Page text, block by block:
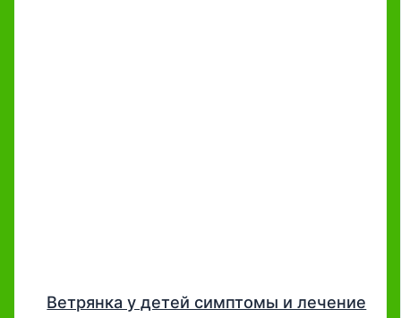
Ветрянка у детей симптомы и лечение